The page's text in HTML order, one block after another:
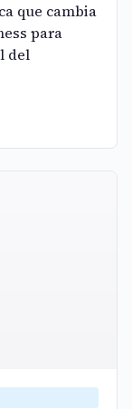
que cambia
para
del